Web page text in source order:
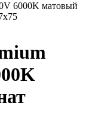
6000K матовый